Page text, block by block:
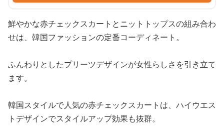
鮮やかな赤チェックスカートとニットトップスの組み合わ
せは、韓国ファッションの定番コーディネート。
ふんわりとしたプリーツデザインが女性らしさを引き立て
ます。
韓国スタイルで人気の赤チェックスカートは、ハイウエス
トデザインでスタイルアップ効果も抜群。